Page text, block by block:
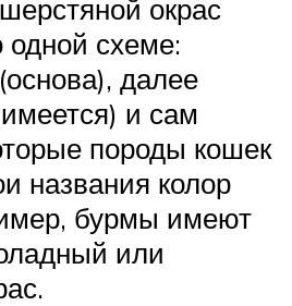
окрас
одной схеме:
далее
и сам
породы кошек
названия колор
бурмы имеют
или